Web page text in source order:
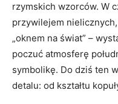
rzymskich wzorców. W
przywilejem
„oknem na świat” –
poczuć atmosferę
symbolikę. Do dziś ten
detalu: od kształtu